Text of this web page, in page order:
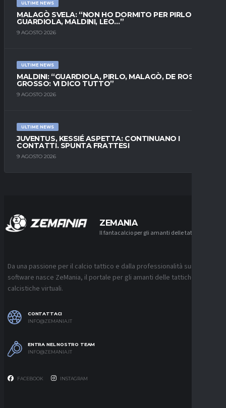
ULTIME NEWS
MALAGÒ SVELA: “NON HO DORMITO PER PIRLO.
GUARDIOLA, MALDINI, LEO…”
9 AGOSTO 2026
ULTIME NEWS
MALDINI: “GUARDIOLA, PIRLO, MALAGÒ, DE ROSSI E
GROSSO: VI DICO TUTTO”
9 AGOSTO 2026
ULTIME NEWS
JUVENTUS, KESSIÉ ASPETTA: CONTINUANO I
CONTATTI. SPUNTA FRATTESI
9 AGOSTO 2026
ZEMANIA
Il fantacalcio per gli amanti delle tattiche
Da una passione per il calcio tattico e dalla professionalità sui
software nasce ZeMania, il portale per gli amanti delle tattiche
calcistiche virtuali.
CONTATTACI
INFO@ZEMANIA.IT
ENTRA NEL NOSTRO TEAM
INFO@ZEMANIA.IT
FACEBOOK INSTAGRAM